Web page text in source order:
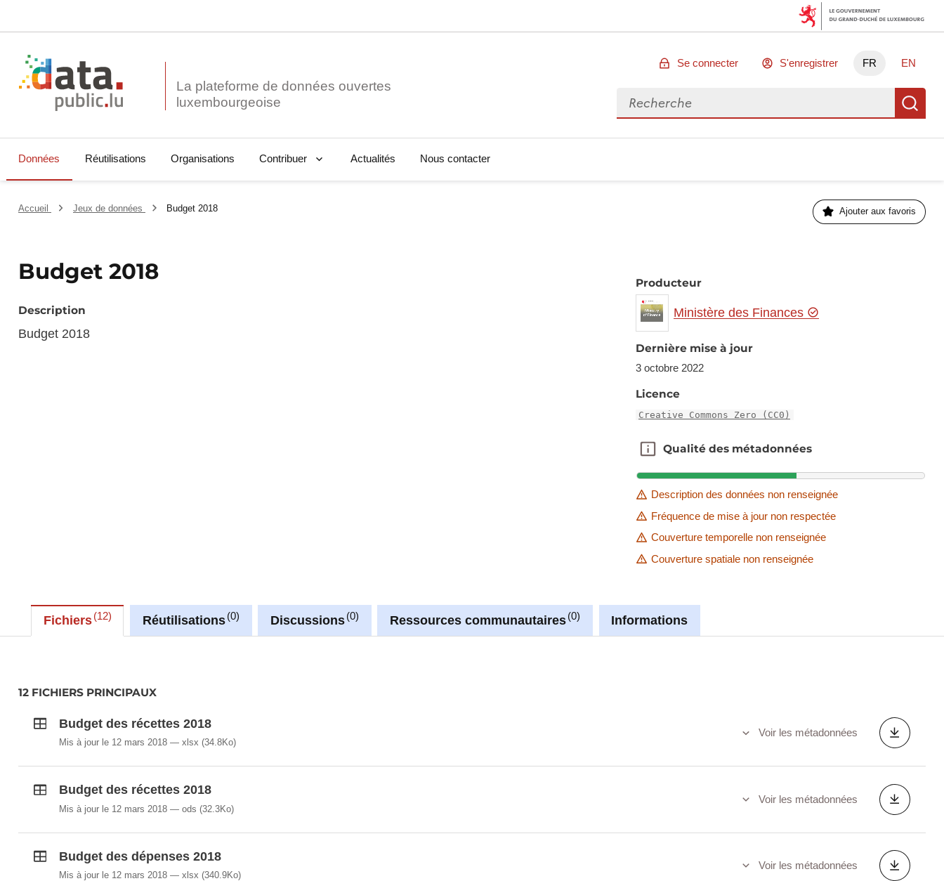
La plateforme de données ouvertes
Se connecter S'enregistrer FR EN
Rechercher des données
Données Réutilisations Organisations Contribuer Actualités Nous contacter
Accueil Jeux de données Budget 2018 Ajouter aux favoris
Budget 2018
Description
Budget 2018
Producteur
Ministère des Finances
Dernière mise à jour
3 octobre 2022
Licence
Creative Commons Zero (CC0)
Qualité des métadonnées
Qualité des métadonnées
Description des données non renseignée
Fréquence de mise à jour non respectée
Couverture temporelle non renseignée
Couverture spatiale non renseignée
Fichiers 12 Réutilisations 0 Discussions 0 Ressources communautaires 0 Informations
12 FICHIERS PRINCIPAUX
Budget des récettes 2018
Mis à jour le 12 mars 2018 xlsx(34.8Ko)
Voir les métadonnées
Budget des récettes 2018
Mis à jour le 12 mars 2018 ods(32.3Ko)
Voir les métadonnées
Budget des dépenses 2018
Mis à jour le 12 mars 2018 xlsx(340.9Ko)
Voir les métadonnées